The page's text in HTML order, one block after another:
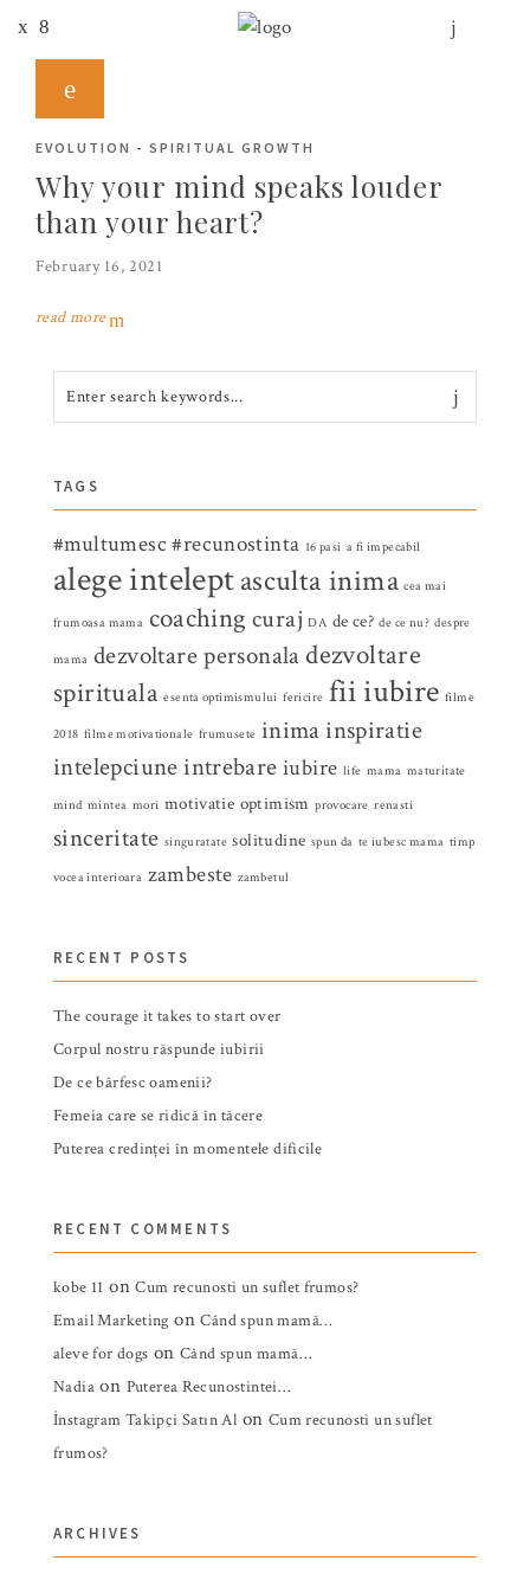
EVOLUTION - SPIRITUAL GROWTH
Why your mind speaks louder
than your heart?
February 16, 2021
read more
TAGS
#multumesc #recunostinta 16 pasi a fi impecabil
alege inteleptasculta inima cea mai
frumoasa mama coaching curaj DA de ce? de ce nu? despre
mama dezvoltare personala dezvoltare
spirituala esenta optimismului fericire fii iubire filme
2018 filme motivationale frumusete inimainspiratie
intelepciuneintrebare iubire life mama maturitate
mind mintea mori motivatie optimism provocare renasti
sinceritate singuratate solitudine spun da te iubesc mama timp
vocea interioara zambeste zambetul
RECENT POSTS
The courage it takes to start over
Corpul nostru răspunde iubirii
De ce bârfesc oamenii?
Femeia care se ridică în tăcere
Puterea credinței în momentele dificile
RECENT COMMENTS
kobe 11 onCum recunosti un suflet frumos?
Email Marketing onCând spun mamă…
aleve for dogs onCând spun mamă…
Nadiaon Puterea Recunostintei…
İnstagram Takipçi Satın Al on Cum recunosti un suflet
frumos?
ARCHIVES